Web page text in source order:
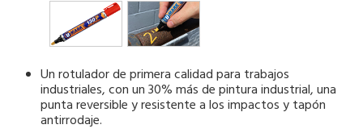
Un rotulador de primera calidad para trabajos
industriales, con un 30% más de pintura industrial, una
punta reversible y resistente a los impactos y tapón
antirrodaje.